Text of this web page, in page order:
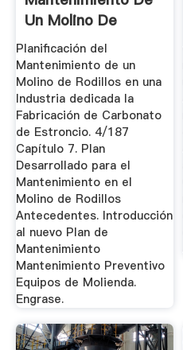
Un Molino De
Rodillos ...
Planificación del
Mantenimiento de un
Molino de Rodillos en una
Industria dedicada la
Fabricación de Carbonato
de Estroncio. 4/187
Capítulo 7. Plan
Desarrollado para el
Mantenimiento en el
Molino de Rodillos
Antecedentes. Introducción
al nuevo Plan de
Mantenimiento
Mantenimiento Preventivo
Equipos de Molienda.
Engrase.